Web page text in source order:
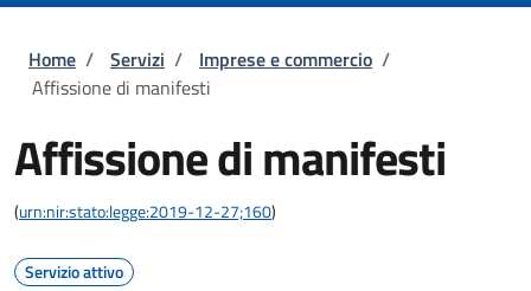
Briciole di pane
Home / Servizi / Imprese e commercio /
Affissione di manifesti
Affissione di manifesti
(urn:nir:stato:legge:2019-12-27;160)
Servizio attivo